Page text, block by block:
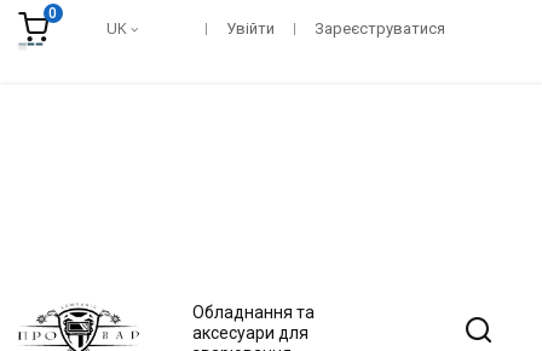
0
UK Увійти Зареєструватися
Обладнання та
аксесуари для